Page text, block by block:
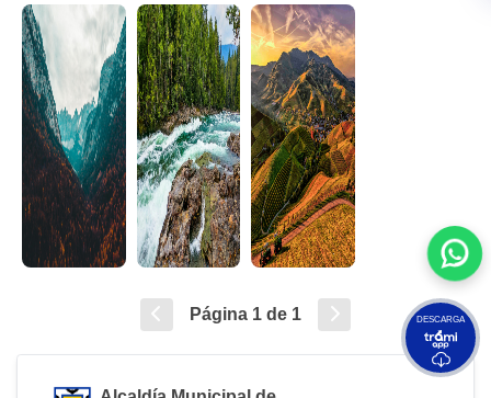
Página 1 de 1 DESCARGA